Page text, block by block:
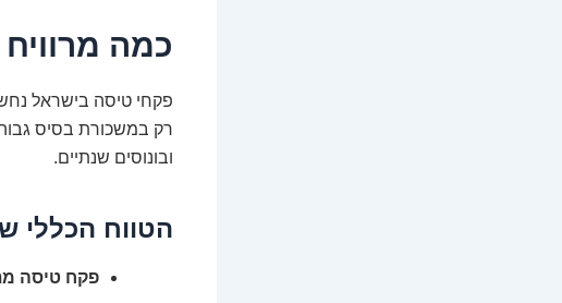
כמה מרוויח
פקחי טיסה בישראל
רק במשכורת בסיס
ובונוסים שנתיים.
הטווח הכללי
פקח טיסה